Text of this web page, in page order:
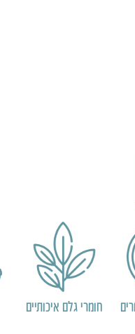
חומרי גלם איכותיים